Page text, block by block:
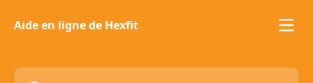
Aide en ligne de Hexfit
Rechercher un article...